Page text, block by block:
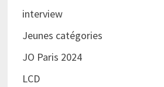
interview
Jeunes catégories
JO Paris 2024
LCD